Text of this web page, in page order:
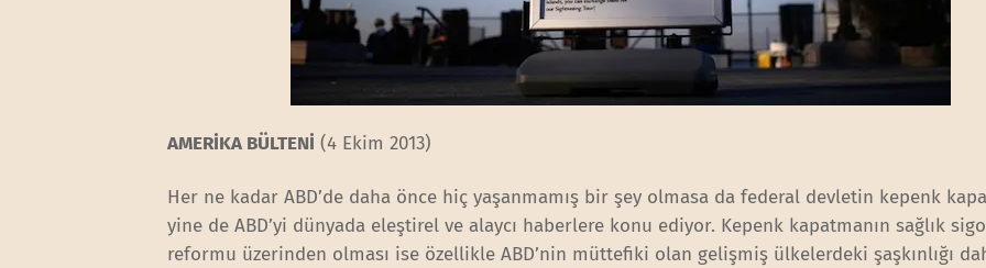
AMERİKA BÜLTENİ (4 Ekim 2013)
Her ne kadar ABD’de daha önce hiç yaşanmamış bir şey olmasa da federal devletin kepenk
yine de ABD’yi dünyada eleştirel ve alaycı haberlere konu ediyor. Kepenk kapatmanın sağlık
reformu üzerinden olması ise özellikle ABD’nin müttefiki olan gelişmiş ülkelerdeki şaşkınlığı